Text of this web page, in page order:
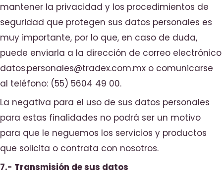
mantener la privacidad y los procedimientos de
seguridad que protegen sus datos personales es
muy importante, por lo que, en caso de duda,
puede enviarla a la dirección de correo electrónico
datos.personales@tradex.com.mx o comunicarse
al teléfono: (55) 5604 49 00.
La negativa para el uso de sus datos personales
para estas finalidades no podrá ser un motivo
para que le neguemos los servicios y productos
que solicita o contrata con nosotros.
7.- Transmisión de sus datos